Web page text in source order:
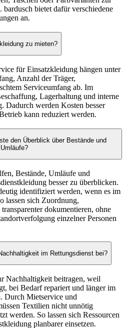
bardusch bietet dafür verschiedene
an.
zu mieten?
für Einsatzkleidung hängen unter
Anzahl der Träger,
Serviceumfang ab. Im
Lagerhaltung und interne
Dadurch werden Kosten besser
kann reduziert werden.
den Überblick über Bestände und
Umläufe?
Bestände, Umläufe und
besser zu überblicken.
identifiziert werden, wenn es im
lassen sich Zuordnung,
dokumentieren, ohne
einzelner Personen
im Rettungsdienst bei?
Nachhaltigkeit beitragen, weil
bei Bedarf repariert und länger im
Durch Mietservice und
Textilien nicht unnötig
werden. So lassen sich Ressourcen
planbarer einsetzen.